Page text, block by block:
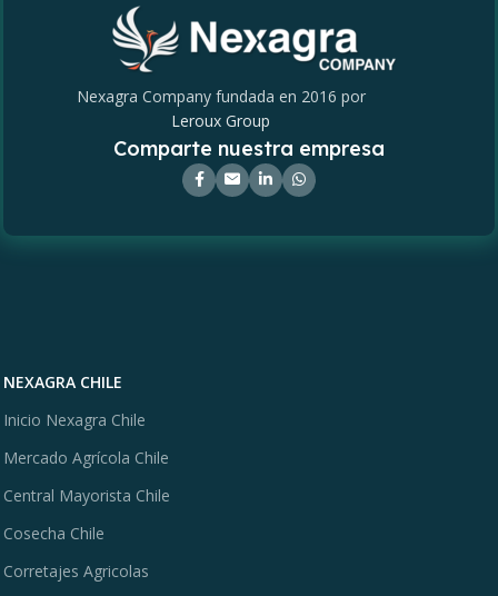
Nexagra Company fundada en 2016 por
Leroux Group
Comparte nuestra empresa
NEXAGRA CHILE
Inicio Nexagra Chile
Mercado Agrícola Chile
Central Mayorista Chile
Cosecha Chile
Corretajes Agricolas